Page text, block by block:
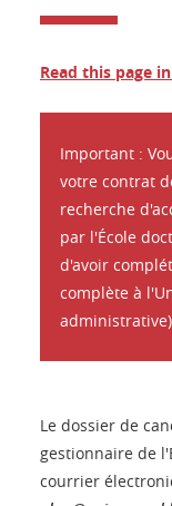
Read this page
Important :
votre contrat
recherche
par l'École
d'avoir
complète à
Le dossier de
gestionnaire de
courrier